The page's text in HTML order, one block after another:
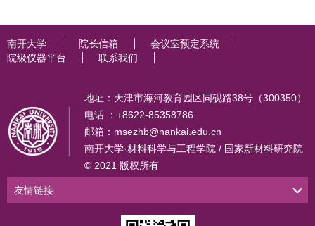
南开大学 院长信箱
会议室预定系统
院级仪器平台
联系我们
地址：天津市海河教育园区同砚路38号（300350）
电话 ：+8622-85358786
邮箱：msezhb@nankai.edu.cn
南开大学·材料科学与工程学院 / 国家新材料研究院
© 2021 版权所有
友情链接